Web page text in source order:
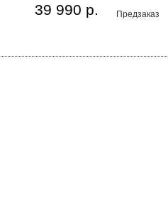
Предзаказ
39 990 р.